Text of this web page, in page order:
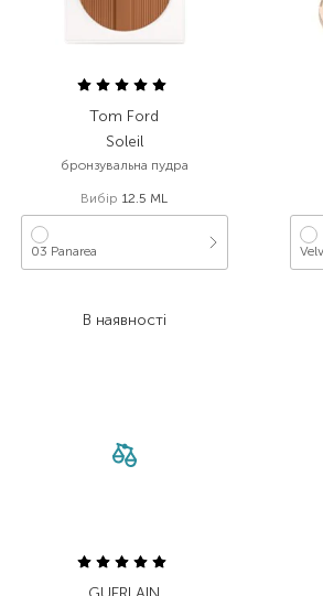
Tom Ford
Soleil
бронзувальна пудра
Вибір 12.5 ML
03 Panarea
В наявності